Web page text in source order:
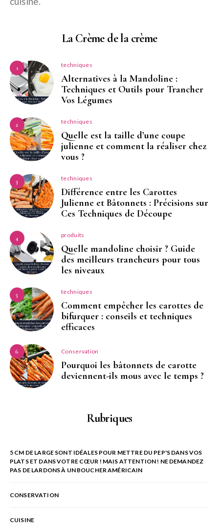
La Crème de la crème
1 techniques
Alternatives à la Mandoline :
Techniques et Outils pour Trancher
Vos Légumes
2 techniques
Quelle est la taille d’une coupe
julienne et comment la réaliser chez
vous ?
3 techniques
Différence entre les Carottes
Julienne et Bâtonnets : Précisions sur
Ces Techniques de Découpe
4 produits
Quelle mandoline choisir ? Guide
des meilleurs trancheurs pour tous
les niveaux
5 techniques
Comment empêcher les carottes de
bifurquer : conseils et techniques
efficaces
6 Conservation
Pourquoi les bâtonnets de carotte
deviennent-ils mous avec le temps ?
Rubriques
5 CM DE LARGE SONT IDÉALES POUR METTRE DU PEP'S DANS VOS
PLATS ET DANS VOTRE CŒUR ! MAIS ATTENTION ! NE DEMANDEZ
PAS DE LARDONS À UN BOUCHER AMÉRICAIN
CONSERVATION
CUISINE